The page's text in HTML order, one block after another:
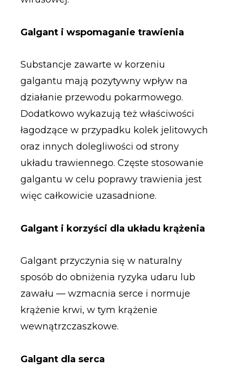
Galgant i wspomaganie trawienia
Substancje zawarte w korzeniu
galgantu mają pozytywny wpływ na
działanie przewodu pokarmowego.
Dodatkowo wykazują też właściwości
łagodzące w przypadku kolek jelitowych
oraz innych dolegliwości od strony
układu trawiennego. Częste stosowanie
galgantu w celu poprawy trawienia jest
więc całkowicie uzasadnione.
Galgant i korzyści dla układu krążenia
Galgant przyczynia się w naturalny
sposób do obniżenia ryzyka udaru lub
zawału — wzmacnia serce i normuje
krążenie krwi, w tym krążenie
wewnątrzczaszkowe.
Galgant dla serca